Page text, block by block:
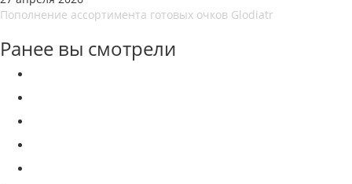
Пополнение ассортимента готовых очков Glodiatr
Ранее вы смотрели